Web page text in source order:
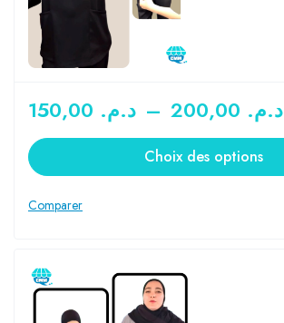
د.م. – د.م.
Choix des options